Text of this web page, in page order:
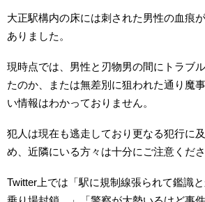
大正駅構内の床には刺された男性の血痕
ありました。
現時点では、男性と刃物男の間にトラブ
たのか、または無差別に狙われた通り魔
い情報はわかっておりません。
犯人は現在も逃走しており更なる犯行に
め、近隣にいる方々は十分にご注意くださ
Twitter上では「駅に規制線張られて鑑識